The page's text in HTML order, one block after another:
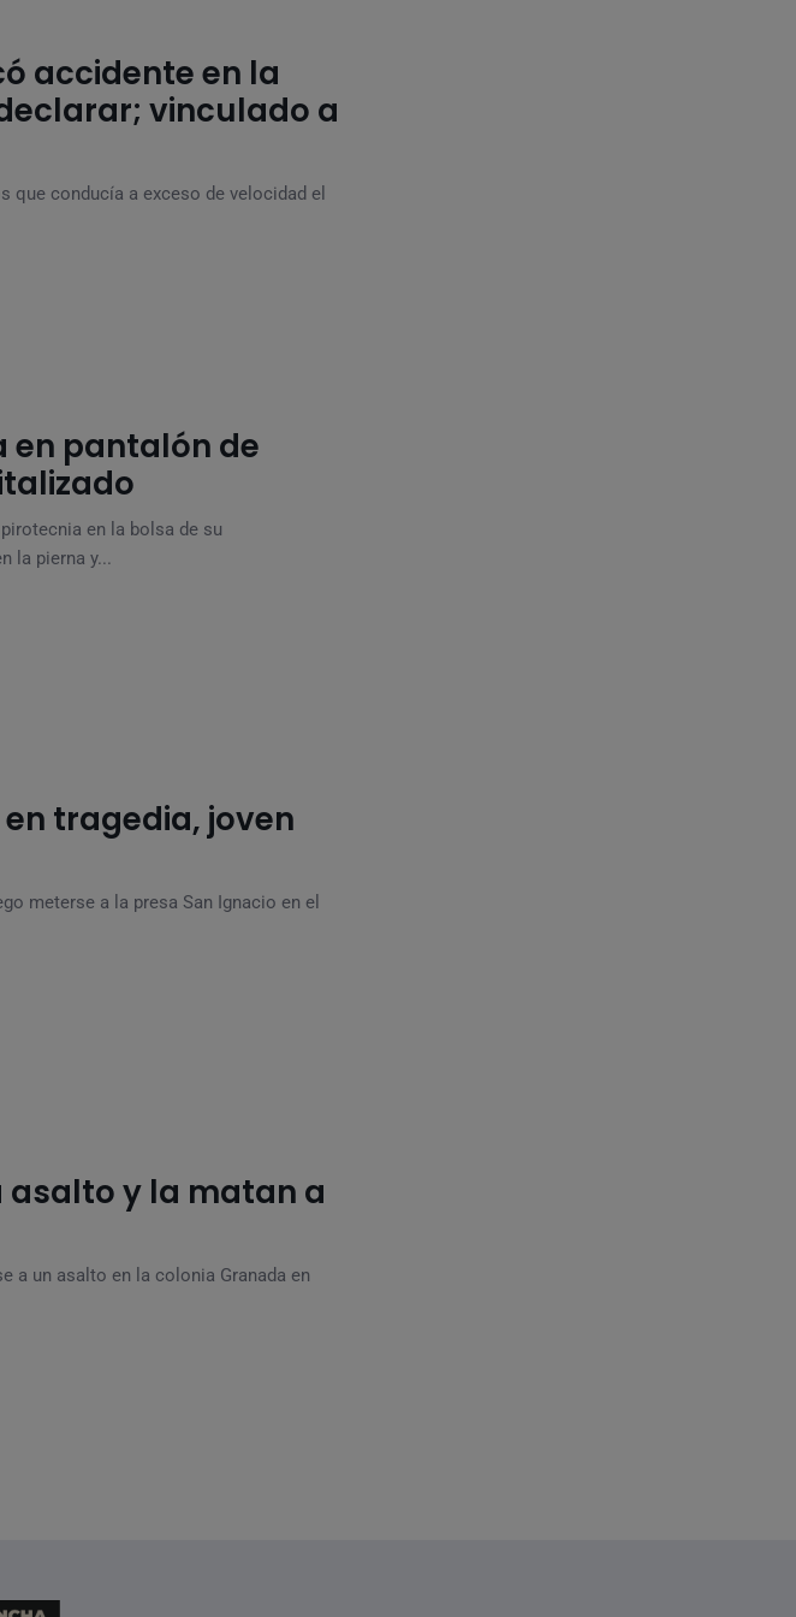
accidente en la
vinculado a
que conducía a exceso de velocidad el
en pantalón de
en la bolsa de su
la pierna y...
tragedia, joven
meterse a la presa San Ignacio en el
asalto y la matan a
a un asalto en la colonia Granada en